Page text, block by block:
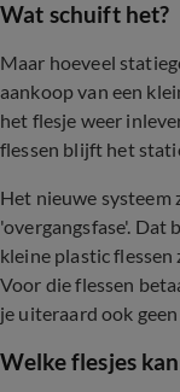
Wat schuift het?
Maar hoeveel
aankoop van een
het flesje weer
flessen blijft het
Het nieuwe systeem
'overgangsfase'. Dat
kleine plastic
Voor die flessen
je uiteraard ook
Welke flesjes